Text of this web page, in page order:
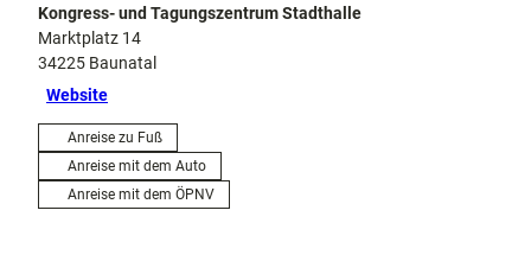
Kongress- und Tagungszentrum Stadthalle
Marktplatz 14
34225 Baunatal
Website
Anreise zu Fuß
Anreise mit dem Auto
Anreise mit dem ÖPNV